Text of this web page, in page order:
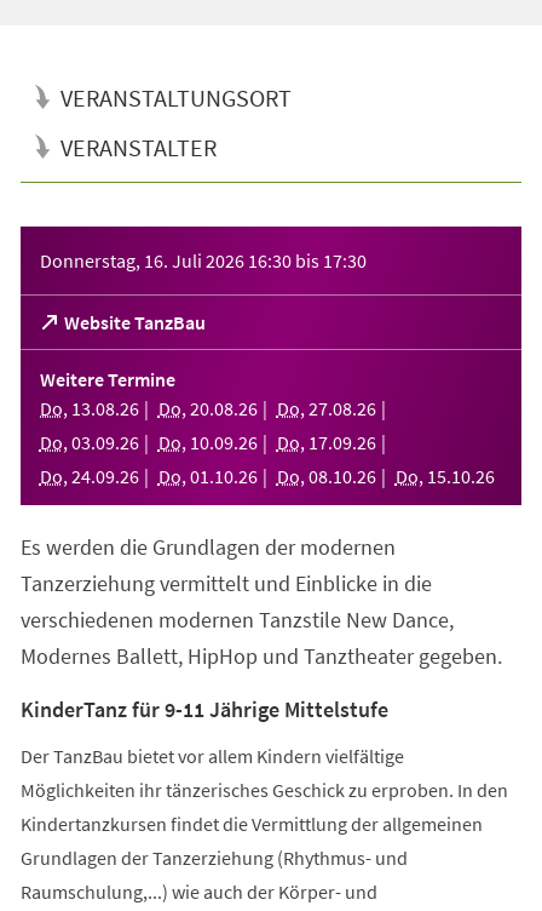
VERANSTALTUNGSORT
VERANSTALTER
Donnerstag, 16. Juli 2026 16:30 bis 17:30
Website TanzBau
(Öffnet
in
einem
neuen
Tab)
Weitere Termine
Do, 13.08.26 Do, 20.08.26 Do, 27.08.26
Do, 03.09.26 Do, 10.09.26 Do, 17.09.26
Do, 24.09.26 Do, 01 .10.26 Do, 08.10.26 Do, 15.10.26
Es werden die Grundlagen der modernen
Tanzerziehung vermittelt und Einblicke in die
verschiedenen modernen Tanzstile New Dance,
Modernes Ballett, HipHop und Tanztheater gegeben.
KinderTanz für 9-11 Jährige Mittelstufe
Der TanzBau bietet vor allem Kindern vielfältige
Möglichkeiten ihr tänzerisches Geschick zu erproben. In den
Kindertanzkursen findet die Vermittlung der allgemeinen
Grundlagen der Tanzerziehung (Rhythmus- und
Raumschulung,...) wie auch der Körper- und